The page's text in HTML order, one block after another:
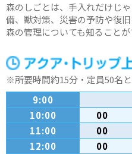
森のしごとは、手入れだけじ
備、獣対策、災害の予防や復
森の管理についても知ることが
※所要時間約15分・定員50名と
9:00
10:00
00
11:00
00
12:00
00